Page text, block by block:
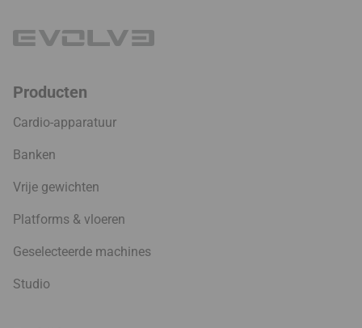
Producten
Cardio-apparatuur
Banken
Vrije gewichten
Platforms & vloeren
Geselecteerde machines
Studio